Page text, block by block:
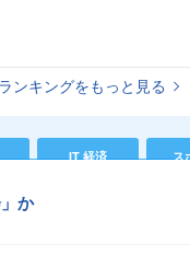
ンキングをもっと見る
IT 経済 ス
か